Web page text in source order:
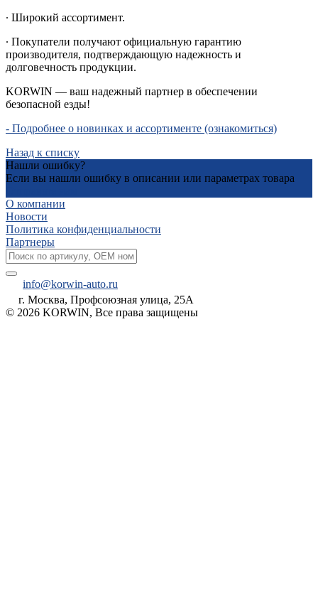
∙ Широкий ассортимент.
∙ Покупатели получают официальную гарантию
производителя, подтверждающую надежность и
долговечность продукции.
KORWIN — ваш надежный партнер в обеспечении
безопасной езды!
- Подробнее о новинках и ассортименте (ознакомиться)
Назад к списку
Нашли ошибку?
Если вы нашли ошибку в описании или параметрах товара
О компании
Новости
Политика конфиденциальности
Партнеры
info@korwin-auto.ru
г. Москва, Профсоюзная улица, 25А
© 2026 KORWIN, Все права защищены